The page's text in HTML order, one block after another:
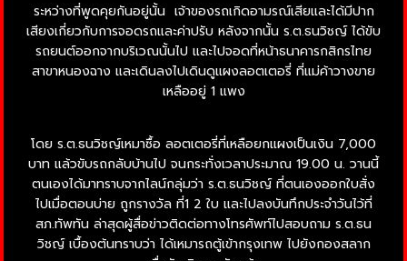
ระหว่างที่พูดคุยกันอยู่นั้น เจ้าของรถเกิดอามรณ์เสียและได้มีปาก
เสียงเกี่ยวกับการจอดรถและค่าปรับ หลังจากนั้น ร.ต.ธนวิชญ์ ได้ขับ
รถยนต์ออกจากบริเวณนั้นไป และไปจอดที่หน้าธนาคารกสิกรไทย
สาขาหนองฉาง และเดินลงไปเดินดูแผงลอตเตอรี่ ที่แม่ค้าวางขาย
เหลืออยู่ 1 แพง
โดย ร.ต.ธนวิชญ์เหมาซื้อ ลอตเตอรี่ที่เหลือยกแผงเป็นเงิน 7,000
บาท แล้วขับรถกลับบ้านไป จนกระทั่งเวลาประมาณ 19.00 น. วานนี้
ตนเองได้มาทราบจากไลน์กลุ่มว่า ร.ต.ธนวิชญ์ ที่ตนเองออกใบสั่ง
ไปเมื่อตอนบ่าย ถูกรางวัล ที่1 2 ใบ และไปลงบันทึกประจำวันไว้ที่
สภ.ทัพทัน ล่าสุดผู้สื่อข่าวติดต่อทางโทรศัพท์ไปสอบถาม ร.ต.ธน
วิชญ์ เบื้องต้นทราบว่า ได้เหมารถตู้เข้ากรุงเทพ ไปยังกองสลาก